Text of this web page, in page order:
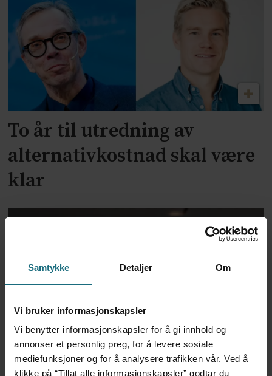
Samtykke Detaljer Om
Vi bruker informasjonskapsler
Vi benytter informasjonskapsler for å gi innhold og
annonser et personlig preg, for å levere sosiale
mediefunksjoner og for å analysere trafikken vår. Ved å
klikke på “Tillat alle informasjonskapsler” godtar du
To år til utredning av
alternativkostnad skal være
klar
Voldshendelser på jobb:
Helse- og sosialtjenestene